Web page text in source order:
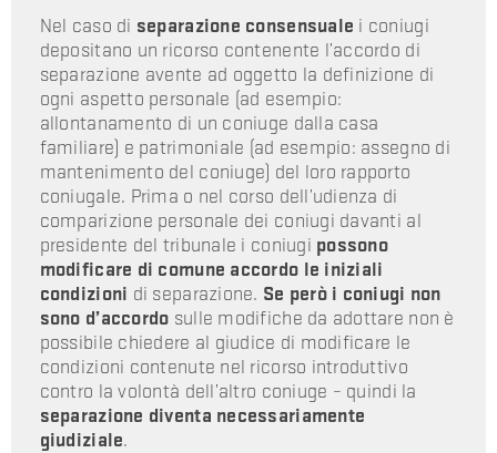
Nel caso di separazione consensuale i coniugi
depositano un ricorso contenente l’accordo di
separazione avente ad oggetto la definizione di
ogni aspetto personale (ad esempio:
allontanamento di un coniuge dalla casa
familiare) e patrimoniale (ad esempio: assegno di
mantenimento del coniuge) del loro rapporto
coniugale. Prima o nel corso dell’udienza di
comparizione personale dei coniugi davanti al
presidente del tribunale i coniugi possono
modificare di comune accordo le iniziali
condizioni di separazione. Se però i coniugi non
sono d’accordo sulle modifiche da adottare non è
possibile chiedere al giudice di modificare le
condizioni contenute nel ricorso introduttivo
contro la volontà dell’altro coniuge – quindi la
separazione diventa necessariamente
giudiziale.